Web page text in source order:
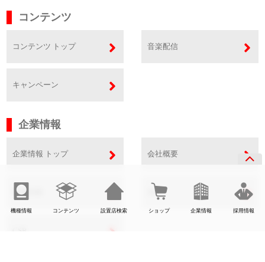
機種情報 コンテンツ 設置店検索 ショップ 企業情報 採用情報
コンテンツ
コンテンツ トップ 音楽配信
キャンペーン
企業情報
企業情報 トップ 会社概要
事業内容 SDGs